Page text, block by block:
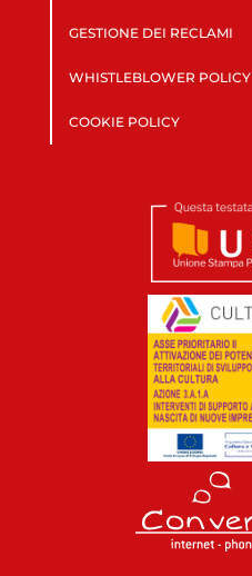
GESTIONE DEI RECLAMI
WHISTLEBLOWER POLICY
COOKIE POLICY